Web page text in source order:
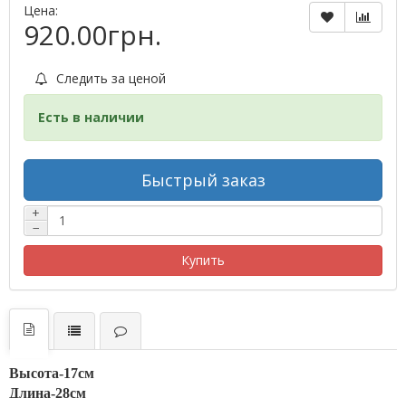
Цена:
920.00грн.
Следить за ценой
Есть в наличии
Быстрый заказ
+
−
Купить
Высота-17см
Длина-28см